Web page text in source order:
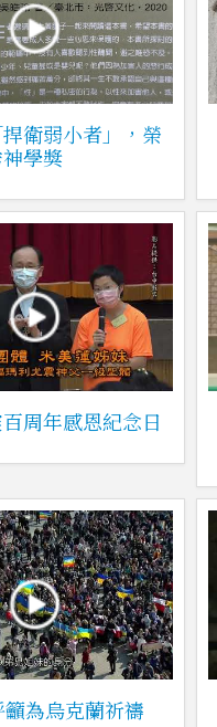
衛弱小者」，榮
學獎
周年感恩紀念日
為烏克蘭祈禱